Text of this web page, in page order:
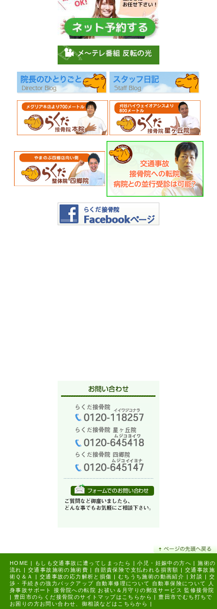
HOME | もしも交通事故に遭ってしまったら | 小児・妊娠中の方へ |
施術の
流れ | 交通事故施術の施術費 | 自賠責保険で支払われる損害額 | 交通事故施
術Ｑ＆Ａ
| 交通事故の応力解析と損傷 | むちうち施術の動画紹介 | 対談 | 交
渉・手続きの強力バックアップ 自動車修理について 自動車保険について
人
身事故サポート
接骨院への転院 お祓い＆月守りの郵送サービス
監修接骨院
|
豊田市のらくだ接骨院のサイトマップはこちらから |
豊田市でむち打ちで
お困りの方お問い合わせ、御相談などはこちらから |